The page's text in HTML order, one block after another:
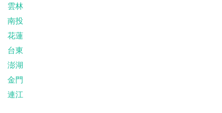
雲林
南投
花蓮
台東
澎湖
金門
連江